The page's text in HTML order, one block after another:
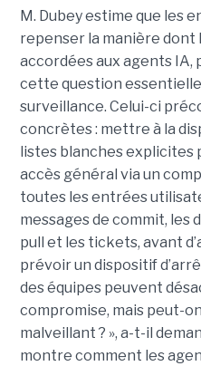
M. Dubey estime que les
repenser la manière
accordées aux agents
cette question
surveillance. Celui-ci
concrètes : mettre à la
listes blanches explicites
accès général via un
toutes les entrées
messages de commit, les
pull et les tickets, avant
prévoir un dispositif
des équipes peuvent
compromise, mais peut-
malveillant ? », a-t-il
montre comment les